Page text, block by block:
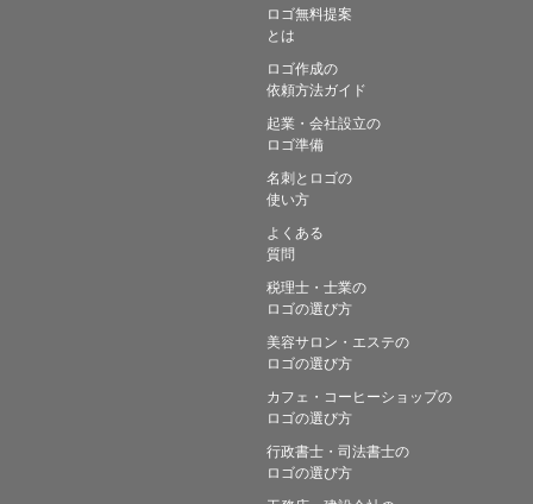
ロゴ無料提案
とは
ロゴ作成の
依頼方法ガイド
起業・会社設立の
ロゴ準備
名刺とロゴの
使い方
よくある
質問
税理士・士業の
ロゴの選び方
美容サロン・エステの
ロゴの選び方
カフェ・コーヒーショップの
ロゴの選び方
行政書士・司法書士の
ロゴの選び方